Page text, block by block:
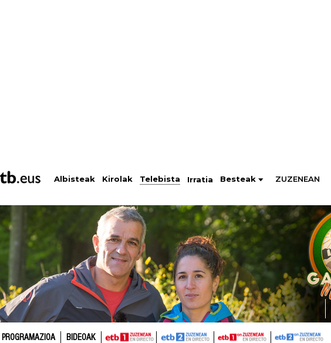
Albisteak Kirolak Telebista Irratia Besteak ZUZENEAN
PROGRAMAZIOA BIDEOAK